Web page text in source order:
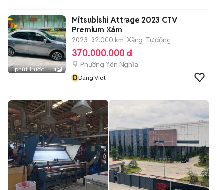
1 phút trước 4
Mitsubishi Attrage 2023 CTV
Premium Xám
2023 32.000 km Xăng Tự động
370.000.000 đ
Phường Yên Nghĩa
DDang Viet